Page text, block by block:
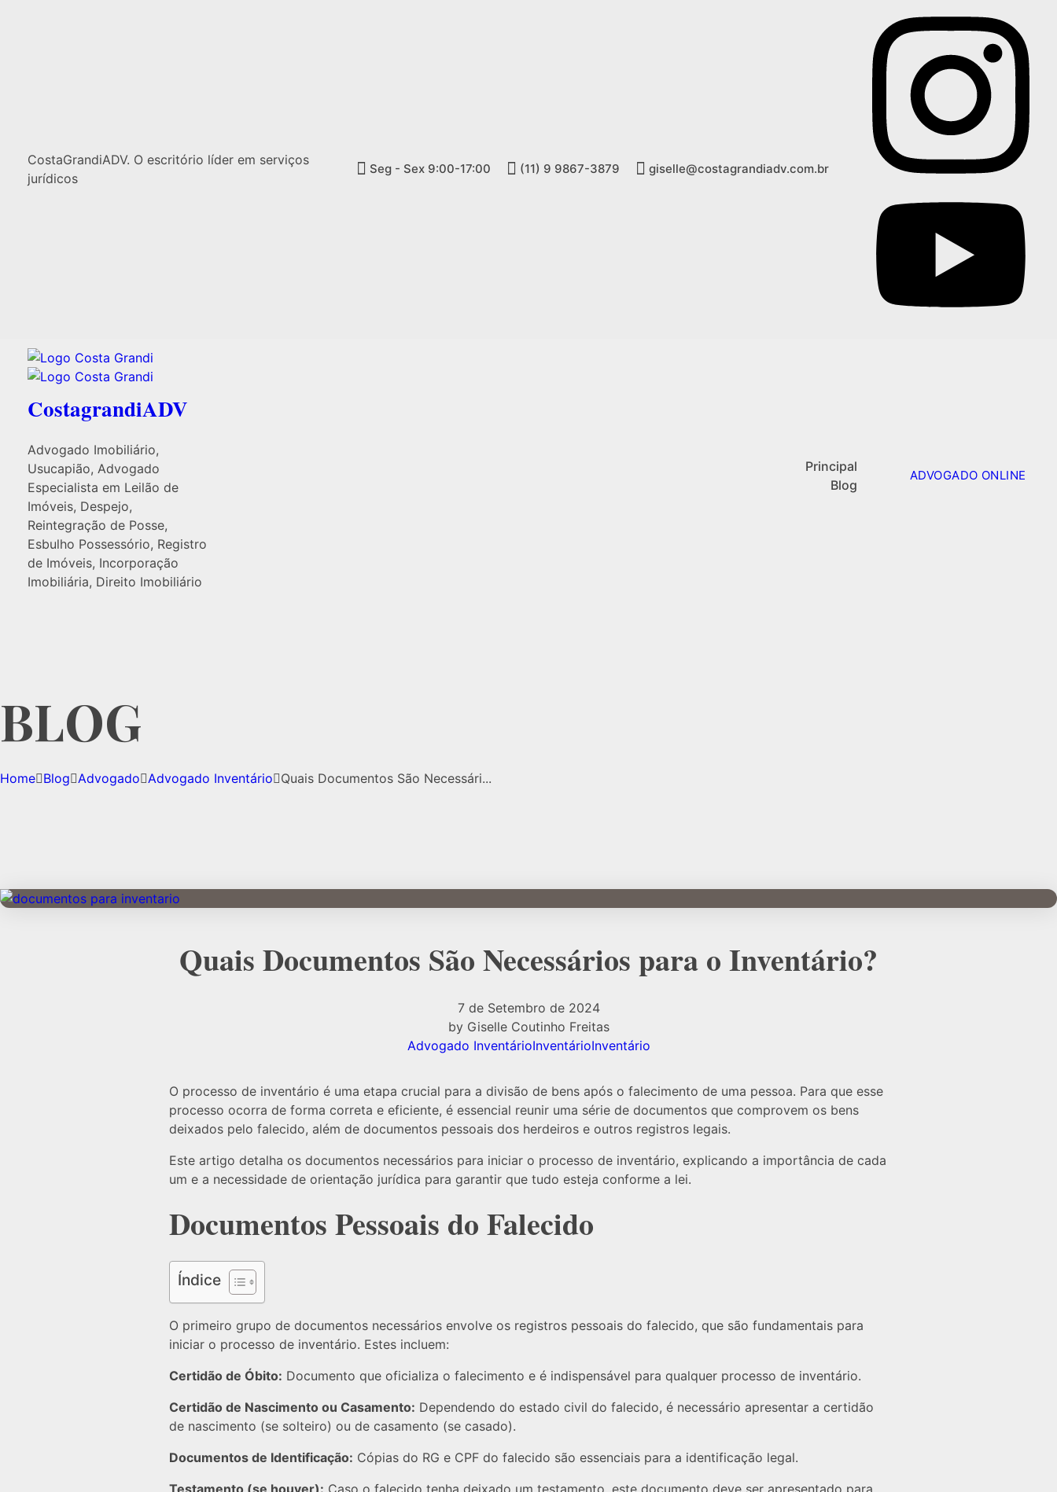
CostaGrandiADV. O escritório líder em serviços
jurídicos
Seg - Sex 9:00-17:00 (11) 9 9867-3879 giselle@costagrandiadv.com.br
CostagrandiADV
Advogado Imobiliário,
Usucapião, Advogado
Especialista em Leilão de
Imóveis, Despejo,
Reintegração de Posse,
Esbulho Possessório, Registro
de Imóveis, Incorporação
Imobiliária, Direito Imobiliário
Principal
Blog
ADVOGADO ONLINE
Home Blog Advogado Advogado Inventário Quais Documentos São Necessári...
Quais Documentos São Necessários para o Inventário?
7 de Setembro de 2024
by Giselle Coutinho Freitas
Advogado InventárioInventárioInventário
O processo de inventário é uma etapa crucial para a divisão de bens após o falecimento de uma pessoa. Para que esse
processo ocorra de forma correta e eficiente, é essencial reunir uma série de documentos que comprovem os bens
deixados pelo falecido, além de documentos pessoais dos herdeiros e outros registros legais.
Este artigo detalha os documentos necessários para iniciar o processo de inventário, explicando a importância de cada
um e a necessidade de orientação jurídica para garantir que tudo esteja conforme a lei.
Documentos Pessoais do Falecido
Índice
O primeiro grupo de documentos necessários envolve os registros pessoais do falecido, que são fundamentais para
iniciar o processo de inventário. Estes incluem:
Certidão de Óbito: Documento que oficializa o falecimento e é indispensável para qualquer processo de inventário.
Certidão de Nascimento ou Casamento: Dependendo do estado civil do falecido, é necessário apresentar a certidão
de nascimento (se solteiro) ou de casamento (se casado).
Documentos de Identificação: Cópias do RG e CPF do falecido são essenciais para a identificação legal.